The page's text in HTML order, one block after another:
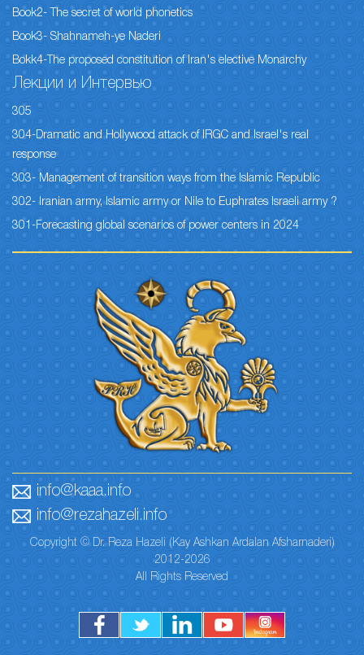
Book2- The secret of world phonetics
Book3- Shahnameh-ye Naderi
Bokk4-The proposed constitution of Iran's elective Monarchy
Лекции и Интервью
305
304-Dramatic and Hollywood attack of IRGC and Israel's real
response
303- Management of transition ways from the Islamic Republic
302- Iranian army, Islamic army or Nile to Euphrates Israeli army ?
301-Forecasting global scenarios of power centers in 2024
info@kaaa.info
info@rezahazeli.info
Copyright © Dr. Reza Hazeli (Kay Ashkan Ardalan Afsharnaderi)
2012-2026
All Rights Reserved